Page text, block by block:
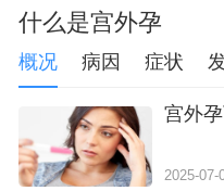
什么是宫外孕
概况 病因 症状
宫外
2025-07-